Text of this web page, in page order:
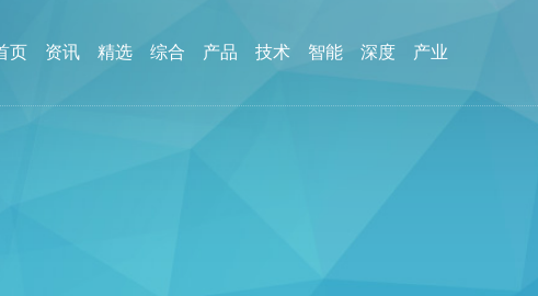
页 资讯 精选 综合 产品 技术 智能 深度 产业